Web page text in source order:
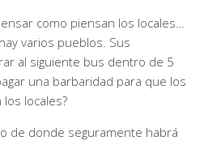
como piensan los locales…
varios pueblos. Sus
al siguiente bus dentro de 5
una barbaridad para que los
los locales?
de donde seguramente habrá